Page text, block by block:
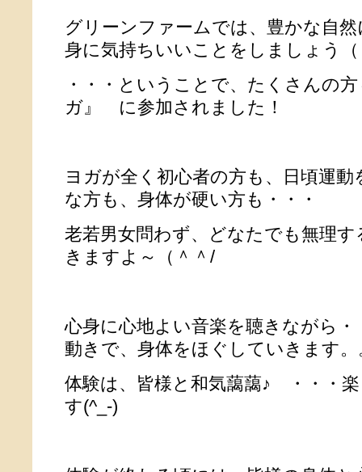
グリーンファームでは、豊かな自
身に気持ちいいことをしましょう
・・・ということで、たくさん
ガ』 に参加されました！
ヨガが全く初心者の方も、日頃運
な方も、身体が硬い方も・・・
老若男女問わず、どなたでも無理
きますよ～（＾＾/
心身に心地よい音楽を聴きながら
動きで、身体をほぐしていきます。
体験は、皆様と和気藹藹♪ ・・・
す(^_-)